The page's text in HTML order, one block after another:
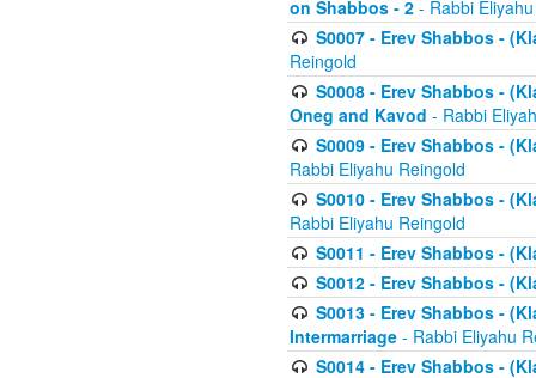
on Shabbos - 2 - Rabbi
S0007 - Erev Shabbos -
Reingold
S0008 - Erev Shabbos -
Oneg and Kavod - Rabbi
S0009 - Erev Shabbos -
Rabbi Eliyahu Reingold
S0010 - Erev Shabbos -
Rabbi Eliyahu Reingold
S0011 - Erev Shabbos -
S0012 - Erev Shabbos -
S0013 - Erev Shabbos -
Intermarriage - Rabbi Eliyahu
S0014 - Erev Shabbos -